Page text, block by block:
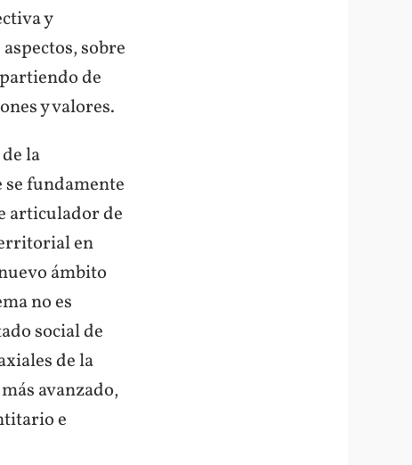
y
sobre
de
y valores.
la
fundamente
articulador de
en
ámbito
no es
social de
de la
avanzado,
e